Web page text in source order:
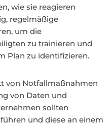
wie sie reagieren
regelmäßige
um die
zu trainieren und
Plan zu identifizieren.
von Notfallmaßnahmen
von Daten und
sollten
und diese an einem